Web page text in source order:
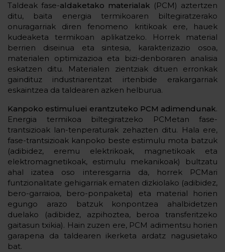
Taldeak fase-aldaketako materialak (PCM) aztertzen
ditu, baita energia termikoaren biltegiratzerako
onuragarriak diren fenomeno kritikoak ere, hauek
kudeaketa termikoan aplikatzeko. Horrek material
berrien diseinua eta sintesia, karakterizazio osoa,
materialen optimizazioa eta bizi-denboraren analisia
eskatzen ditu. Materialen zientziak dituen erronkak
gaindituz industriarentzat irtenbide erakargarriak
eskaintzea da taldearen azken helburua.
Kanpoko estimuluei erantzuteko PCM adimendunak.
Energia termikoa biltegiratzeko PCMetan fase-
trantsizioak lan-tenperaturak zehazten ditu. Hala ere,
fase-trantsizioak kanpoko beste estimulu mota batzuk
(adibidez, eremu elektrikoak, magnetikoak eta
elektromagnetikoak, estimulu mekanikoak) bultzatu
ahal izatea oso interesgarria da, horrek PCMari
funtzionalitate gehigarriak ematen dizkiolako (adibidez,
bero-garraioa, bero-ponpaketa) eta material horien
egungo arazo batzuk konpontzea ahalbidetzen
duelako (adibidez, azpihoztea, beroa transferitzeko
gaitasun txikia). Hain zuzen ere, PCM adimentsu horien
garapena da taldearen ikerketa ardatz nagusietako
bat.